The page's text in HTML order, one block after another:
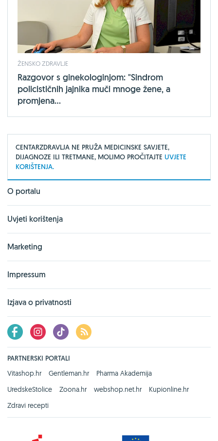
ŽENSKO ZDRAVLJE
Razgovor s ginekologinjom: "Sindrom
policističnih jajnika muči mnoge žene, a
promjena...
CENTARZDRAVLJA NE PRUŽA MEDICINSKE SAVJETE,
DIJAGNOZE ILI TRETMANE, MOLIMO PROČITAJTE UVJETE
KORIŠTENJA.
O portalu
Uvjeti korištenja
Marketing
Impressum
Izjava o privatnosti
PARTNERSKI PORTALI
Vitashop.hr
Gentleman.hr
Pharma Akademija
UredskeStolice
Zoona.hr webshop.net.hr
Kupionline.hr
Zdravi recepti